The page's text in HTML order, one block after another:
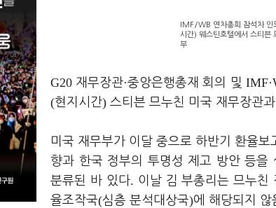
IMF/WB 연차총회 참석차 인
시간) 웨스틴호텔에서 스티븐
부
G20 재무장관·중앙은행총재 회의 및
(현지시간) 스티븐 므누친 미국 재무장관
미국 재무부가 이달 중으로 하반기 환율
향과 한국 정부의 투명성 제고 방안 등을
분류된 바 있다. 이날 김 부총리는 므누친
율조작국(심층 분석대상국)에 해당되지 않